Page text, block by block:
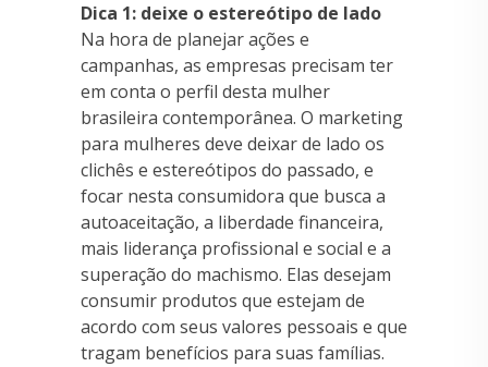
Dica 1: deixe o estereótipo de lado
Na hora de planejar ações e
campanhas, as empresas precisam ter
em conta o perfil desta mulher
brasileira contemporânea. O marketing
para mulheres deve deixar de lado os
clichês e estereótipos do passado, e
focar nesta consumidora que busca a
autoaceitação, a liberdade financeira,
mais liderança profissional e social e a
superação do machismo. Elas desejam
consumir produtos que estejam de
acordo com seus valores pessoais e que
tragam benefícios para suas famílias.